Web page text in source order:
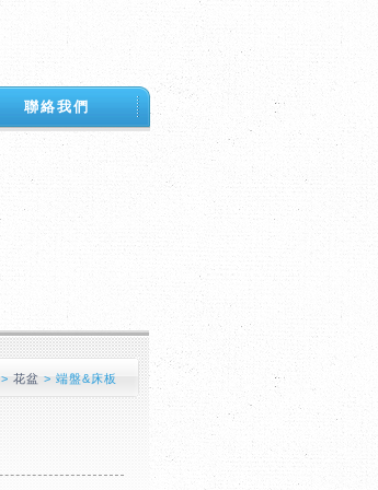
聯絡我們
>花盆 >端盤&床板